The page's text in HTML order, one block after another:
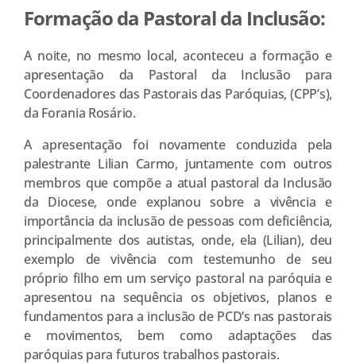
Formação da Pastoral da Inclusão:
A noite, no mesmo local, aconteceu a formação e
apresentação da Pastoral da Inclusão para
Coordenadores das Pastorais das Paróquias, (CPP’s),
da Forania Rosário.
A apresentação foi novamente conduzida pela
palestrante Lilian Carmo, juntamente com outros
membros que compõe a atual pastoral da Inclusão
da Diocese, onde explanou sobre a vivência e
importância da inclusão de pessoas com deficiência,
principalmente dos autistas, onde, ela (Lilian), deu
exemplo de vivência com testemunho de seu
próprio filho em um serviço pastoral na paróquia e
apresentou na sequência os objetivos, planos e
fundamentos para a inclusão de PCD’s nas pastorais
e movimentos, bem como adaptações das
paróquias para futuros trabalhos pastorais.